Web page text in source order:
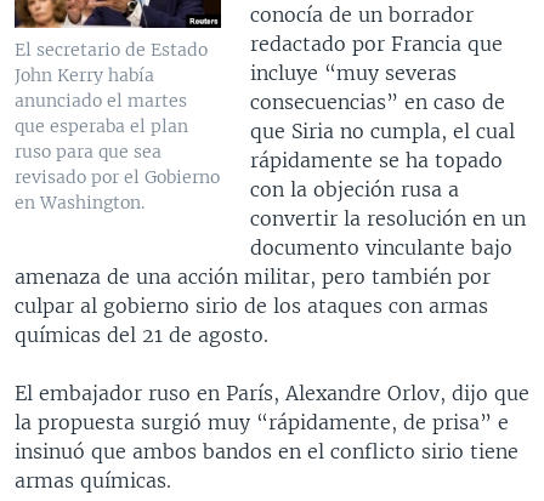
El secretario de Estado
John Kerry había
anunciado el martes
que esperaba el plan
ruso para que sea
revisado por el Gobierno
en Washington.
conocía de un borrador
redactado por Francia que
incluye “muy severas
consecuencias” en caso de
que Siria no cumpla, el cual
rápidamente se ha topado
con la objeción rusa a
convertir la resolución en un
documento vinculante bajo
amenaza de una acción militar, pero también por
culpar al gobierno sirio de los ataques con armas
químicas del 21 de agosto.
El embajador ruso en París, Alexandre Orlov, dijo que
la propuesta surgió muy “rápidamente, de prisa” e
insinuó que ambos bandos en el conflicto sirio tiene
armas químicas.